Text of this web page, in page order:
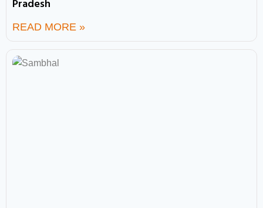
Pradesh
READ MORE »